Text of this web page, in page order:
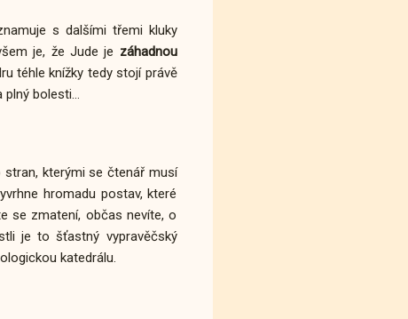
s dalšími třemi kluky
je, že Jude je záhadnou
téhle knížky tedy stojí právě
bolesti...
stran, kterými se čtenář musí
hromadu postav, které
se zmatení, občas nevíte, o
je to šťastný vypravěčský
katedrálu.